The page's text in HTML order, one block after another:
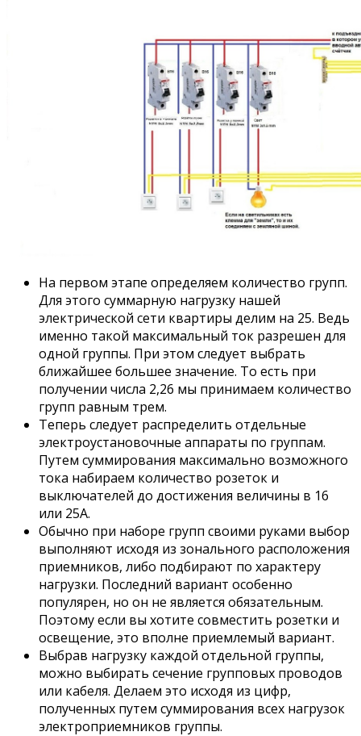
На первом этапе определяем количество групп.
Для этого суммарную нагрузку нашей
электрической сети квартиры делим на 25. Ведь
именно такой максимальный ток разрешен для
одной группы. При этом следует выбрать
ближайшее большее значение. То есть при
получении числа 2,26 мы принимаем количество
групп равным трем.
Теперь следует распределить отдельные
электроустановочные аппараты по группам.
Путем суммирования максимально возможного
тока набираем количество розеток и
выключателей до достижения величины в 16
или 25А.
Обычно при наборе групп своими руками выбор
выполняют исходя из зонального расположения
приемников, либо подбирают по характеру
нагрузки. Последний вариант особенно
популярен, но он не является обязательным.
Поэтому если вы хотите совместить розетки и
освещение, это вполне приемлемый вариант.
Выбрав нагрузку каждой отдельной группы,
можно выбирать сечение групповых проводов
или кабеля. Делаем это исходя из цифр,
полученных путем суммирования всех нагрузок
электроприемников группы.